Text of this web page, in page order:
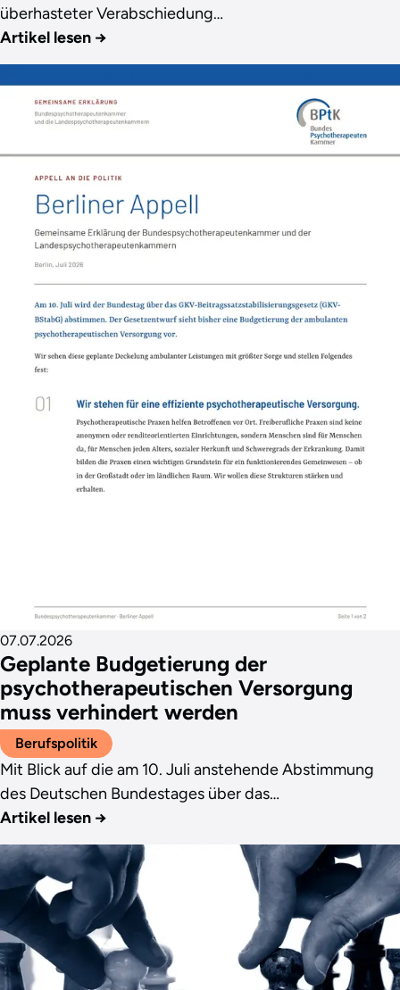
überhasteter Verabschiedung…
Artikel lesen →
Geplante Budgetierung der
psychotherapeutischen Versorgung
muss verhindert werden
07.07.2026
Berufspolitik
Mit Blick auf die am 10. Juli anstehende Abstimmung
des Deutschen Bundestages über das…
Artikel lesen →